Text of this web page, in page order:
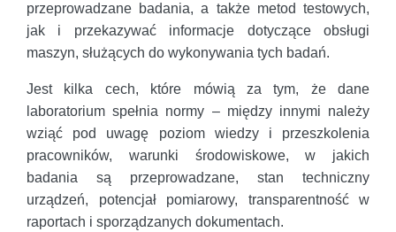
przeprowadzane badania, a także metod testowych,
jak i przekazywać informacje dotyczące obsługi
maszyn, służących do wykonywania tych badań.
Jest kilka cech, które mówią za tym, że dane
laboratorium spełnia normy – między innymi należy
wziąć pod uwagę poziom wiedzy i przeszkolenia
pracowników, warunki środowiskowe, w jakich
badania są przeprowadzane, stan techniczny
urządzeń, potencjał pomiarowy, transparentność w
raportach i sporządzanych dokumentach.